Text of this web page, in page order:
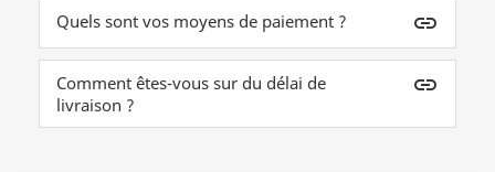
Quels sont vos moyens de paiement ? insert_link
Comment êtes-vous sur du délai de
livraison ?
insert_link